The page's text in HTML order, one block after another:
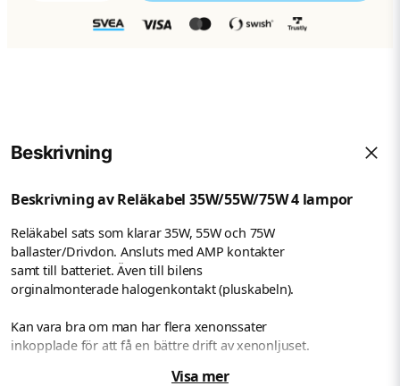
Beskrivning
Beskrivning av Reläkabel 35W/55W/75W 4 lampor
Reläkabel sats som klarar 35W, 55W och 75W
ballaster/Drivdon. Ansluts med AMP kontakter
samt till batteriet. Även till bilens
orginalmonterade halogenkontakt (pluskabeln).
Kan vara bra om man har flera xenonssater
inkopplade för att få en bättre drift av xenonljuset.
2 st Reläer på 40 ampere st samt 2 st 30 amperes säkringar.
Visa mer